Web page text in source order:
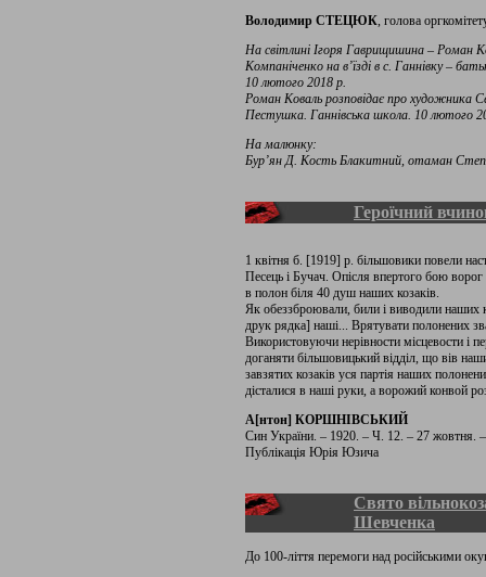
Володимир СТЕЦЮК, голова
На світлині Ігоря Гаврищишина – Роман
Компаніченко на в’їзді в с. Ганнівку –
10 лютого 2018 р.
Роман Коваль розповідає про художника
Пестушка. Ганнівська школа. 10 лютого
На малюнку:
Бур’ян Д. Кость Блакитний, отаман
Героїчний
1 квітня б. [1919] р. більшовики повели
Песець і Бучач. Опісля впертого бою
в полон біля 40 душ наших козаків.
Як обеззброювали, били і виводили наших
друк рядка] наші... Врятувати полонених
Використовуючи нерівности місцевости і
доганяти більшовицький відділ, що вів
завзятих козаків уся партія наших
дісталися в наші руки, а ворожий конвой
А[нтон] КОРШНІВСЬКИЙ
Син України. – 1920. – Ч. 12. – 27 жовтня.
Публікація Юрія Юзича
Свято
Шевченка
До 100-ліття перемоги над російськими